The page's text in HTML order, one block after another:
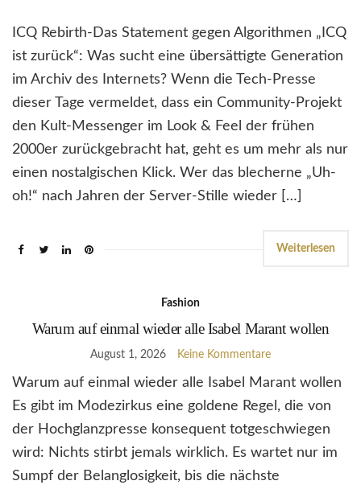
ICQ Rebirth-Das Statement gegen Algorithmen „ICQ
ist zurück“: Was sucht eine übersättigte Generation
im Archiv des Internets? Wenn die Tech-Presse
dieser Tage vermeldet, dass ein Community-Projekt
den Kult-Messenger im Look & Feel der frühen
2000er zurückgebracht hat, geht es um mehr als nur
einen nostalgischen Klick. Wer das blecherne „Uh-
oh!“ nach Jahren der Server-Stille wieder […]
Weiterlesen
Fashion
Warum auf einmal wieder alle Isabel Marant wollen
August 1, 2026 Keine Kommentare
Warum auf einmal wieder alle Isabel Marant wollen
Es gibt im Modezirkus eine goldene Regel, die von
der Hochglanzpresse konsequent totgeschwiegen
wird: Nichts stirbt jemals wirklich. Es wartet nur im
Sumpf der Belanglosigkeit, bis die nächste